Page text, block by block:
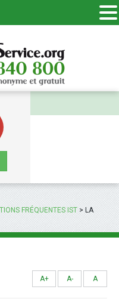
FRÉQUENTES IST> LA
A+
A- A